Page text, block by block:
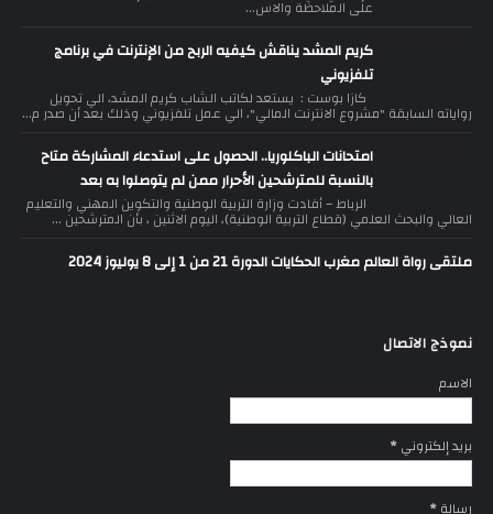
على الملاحظة والاس...
كريم المشد يناقش كيفيه الربح من الإنترنت في برنامج
تلفزيوني
كازا بوست : يستعد لكاتب الشاب كريم المشد، الي تحويل
رواياته السابقة "مشروع الانترنت المالي"، الي عمل تلفزيوني وذلك بعد أن صدر م...
امتحانات الباكلوريا.. الحصول على استدعاء المشاركة متاح
بالنسبة للمترشحين الأحرار ممن لم يتوصلوا به بعد
الرباط – أفادت وزارة التربية الوطنية والتكوين المهني والتعليم
العالي والبحث العلمي (قطاع التربية الوطنية)، اليوم الاثنين ، بأن المترشحين ...
ملتقى رواة العالم مغرب الحكايات الدورة 21 من 1 إلى 8 يوليوز 2024
نموذج الاتصال
الاسم
بريد إلكتروني*
رسالة*